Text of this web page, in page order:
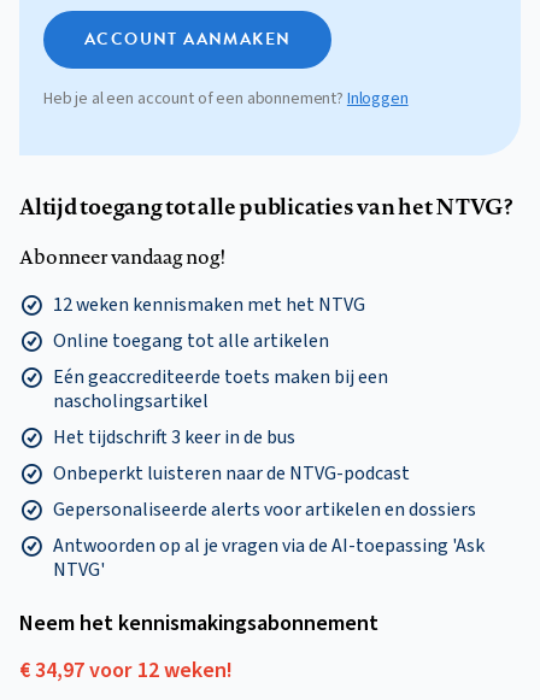
ACCOUNT AANMAKEN
Heb je al een account of een abonnement? Inloggen
Altijd toegang tot alle publicaties van het NTVG?
Abonneer vandaag nog!
12 weken kennismaken met het NTVG
Online toegang tot alle artikelen
Eén geaccrediteerde toets maken bij een
nascholingsartikel
Het tijdschrift 3 keer in de bus
Onbeperkt luisteren naar de NTVG-podcast
Gepersonaliseerde alerts voor artikelen en dossiers
Antwoorden op al je vragen via de AI-toepassing 'Ask
NTVG'
Neem het kennismakings­abonnement
€ 34,97 voor 12 weken!